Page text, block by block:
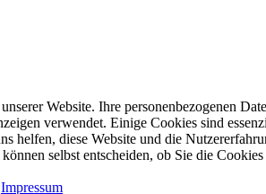
Website. Ihre personenbezogenen
verwendet. Einige Cookies sind
helfen, diese Website und die
selbst entscheiden, ob Sie die
Impressum